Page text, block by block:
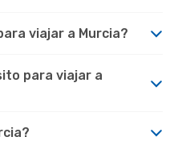
viajar a Murcia?
para viajar a